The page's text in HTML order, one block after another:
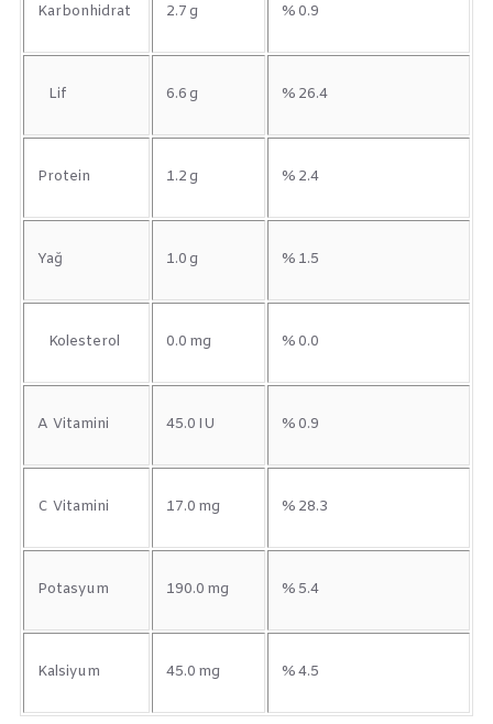
Karbonhidrat 2.7 g % 0.9
Lif 6.6 g % 26.4
Protein 1.2 g % 2.4
Yağ 1.0 g % 1.5
Kolesterol 0.0 mg % 0.0
A Vitamini 45.0 IU % 0.9
C Vitamini 17.0 mg % 28.3
Potasyum 190.0 mg % 5.4
Kalsiyum 45.0 mg % 4.5